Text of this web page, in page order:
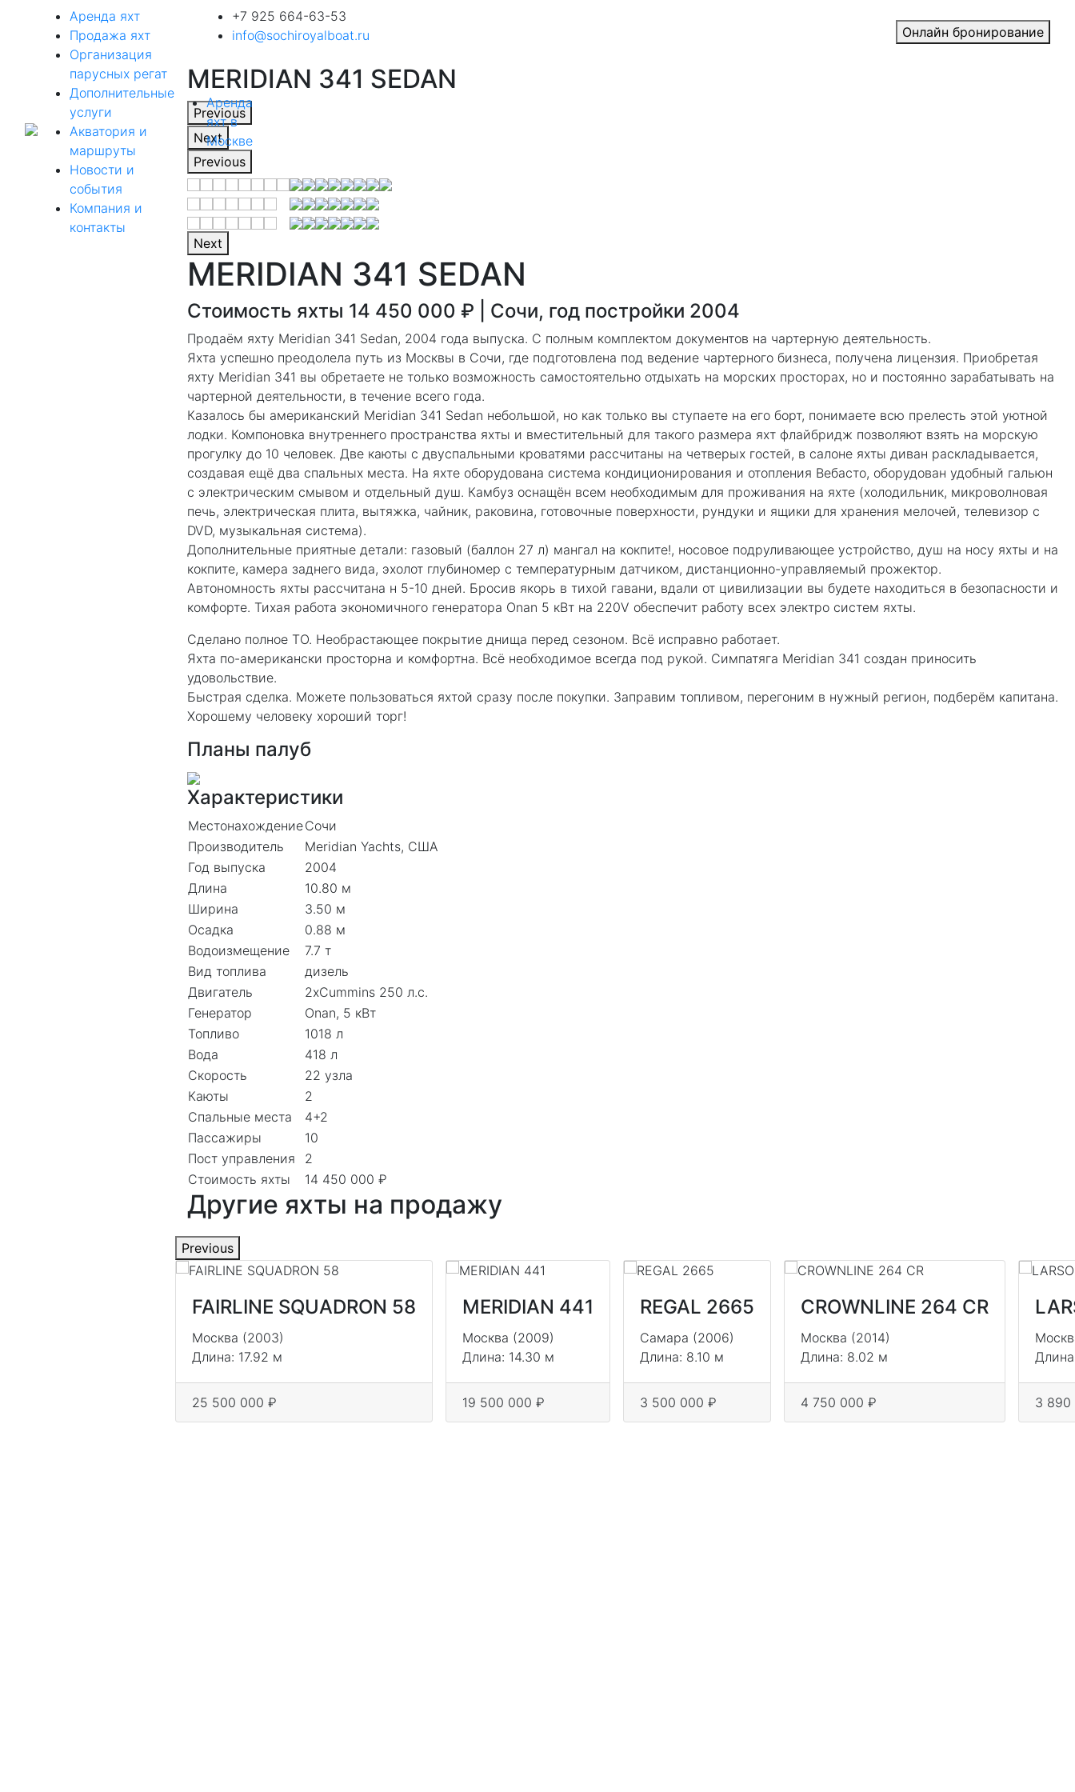
Аренда яхт
Продажа яхт
Организация
парусных регат
Дополнительные
услуги
Акватория и
маршруты
Новости и
события
Компания и
контакты
Аренда
яхт в
Москве
+7 925 664-63-53
info@sochiroyalboat.ru
Онлайн бронирование
MERIDIAN 341 SEDAN
Previous
Next
Previous
Next
MERIDIAN 341 SEDAN
Стоимость яхты 14 450 000 ₽ | Сочи, год постройки 2004
Продаём яхту Meridian 341 Sedan, 2004 года выпуска. С полным комплектом документов на чартерную деятельность.
Яхта успешно преодолела путь из Москвы в Сочи, где подготовлена под ведение чартерного бизнеса, получена лицензия. Приобретая
яхту Meridian 341 вы обретаете не только возможность самостоятельно отдыхать на морских просторах, но и постоянно зарабатывать на
чартерной деятельности, в течение всего года.
Казалось бы американский Meridian 341 Sedan небольшой, но как только вы ступаете на его борт, понимаете всю прелесть этой уютной
лодки. Компоновка внутреннего пространства яхты и вместительный для такого размера яхт флайбридж позволяют взять на морскую
прогулку до 10 человек. Две каюты с двуспальными кроватями рассчитаны на четверых гостей, в салоне яхты диван раскладывается,
создавая ещё два спальных места. На яхте оборудована система кондиционирования и отопления Вебасто, оборудован удобный гальюн
с электрическим смывом и отдельный душ. Камбуз оснащён всем необходимым для проживания на яхте (холодильник, микроволновая
печь, электрическая плита, вытяжка, чайник, раковина, готовочные поверхности, рундуки и ящики для хранения мелочей, телевизор с
DVD, музыкальная система).
Дополнительные приятные детали: газовый (баллон 27 л) мангал на кокпите!, носовое подруливающее устройство, душ на носу яхты и на
кокпите, камера заднего вида, эхолот глубиномер с температурным датчиком, дистанционно-управляемый прожектор.
Автономность яхты рассчитана н 5-10 дней. Бросив якорь в тихой гавани, вдали от цивилизации вы будете находиться в безопасности и
комфорте. Тихая работа экономичного генератора Onan 5 кВт на 220V обеспечит работу всех электро систем яхты.
Сделано полное ТО. Необрастающее покрытие днища перед сезоном. Всё исправно работает.
Яхта по-американски просторна и комфортна. Всё необходимое всегда под рукой. Симпатяга Meridian 341 создан приносить
удовольствие.
Быстрая сделка. Можете пользоваться яхтой сразу после покупки. Заправим топливом, перегоним в нужный регион, подберём капитана.
Хорошему человеку хороший торг!
Планы палуб
Характеристики
МестонахождениеСочи
Производитель
Meridian Yachts, США
Год выпуска
2004
Длина
10.80 м
Ширина
3.50 м
Осадка
0.88 м
Водоизмещение
7.7 т
Вид топлива
дизель
Двигатель
2xCummins 250 л.с.
Генератор
Onan, 5 кВт
Топливо
1018 л
Вода
418 л
Скорость
22 узла
Каюты
2
Спальные места
4+2
Пассажиры
10
Пост управления
2
Стоимость яхты
14 450 000 ₽
Другие яхты на продажу
Previous
FAIRLINE SQUADRON 58
Москва (2003)
Длина: 17.92 м
25 500 000 ₽
MERIDIAN 441
Москва (2009)
Длина: 14.30 м
19 500 000 ₽
REGAL 2665
Самара (2006)
Длина: 8.10 м
3 500 000 ₽
CROWNLINE 264 CR
Москва (2014)
Длина: 8.02 м
4 750 000 ₽ 3